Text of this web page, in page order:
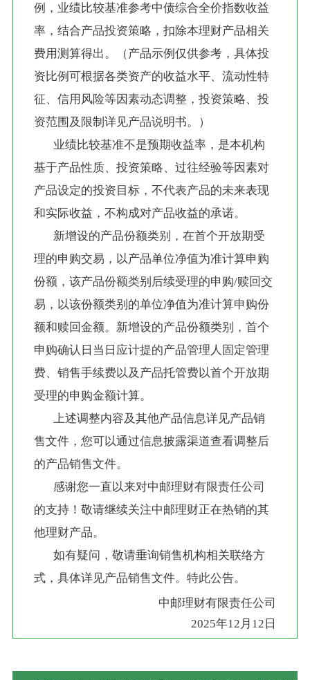
例，业绩比较基准参考中债综合全价指数收益
率，结合产品投资策略，扣除本理财产品相关
费用测算得出。（产品示例仅供参考，具体投
资比例可根据各类资产的收益水平、流动性特
征、信用风险等因素动态调整，投资策略、投
资范围及限制详见产品说明书。）
基于产品性质、投资策略、过往经验等因素对
产品设定的投资目标，不代表产品的未来表现
和实际收益，不构成对产品收益的承诺。
理的申购交易，以产品单位净值为准计算申购
份额，该产品份额类别后续受理的申购/赎回交
易，以该份额类别的单位净值为准计算申购份
额和赎回金额。新增设的产品份额类别，首个
申购确认日当日应计提的产品管理人固定管理
费、销售手续费以及产品托管费以首个开放期
受理的申购金额计算。
售文件，您可以通过信息披露渠道查看调整后
的产品销售文件。
的支持！敬请继续关注中邮理财正在热销的其
他理财产品。
式，具体详见产品销售文件。特此公告。
中邮理财有限责任公司
2025年12月12日